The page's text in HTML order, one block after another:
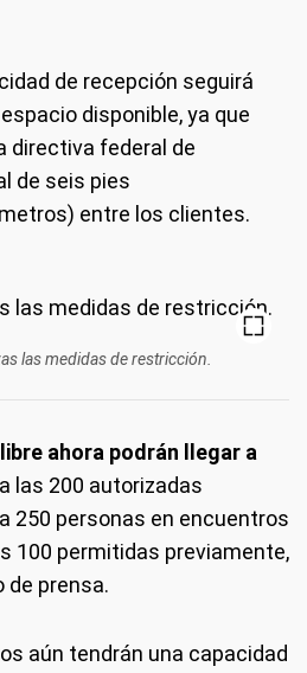
de recepción seguirá
disponible, ya que
directiva federal de
de seis pies
entre los clientes.
las medidas de restricción.
ahora podrán llegar a
las 200 autorizadas
250 personas en encuentros
100 permitidas previamente,
de prensa.
aún tendrán una capacidad